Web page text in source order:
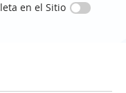
en el Sitio